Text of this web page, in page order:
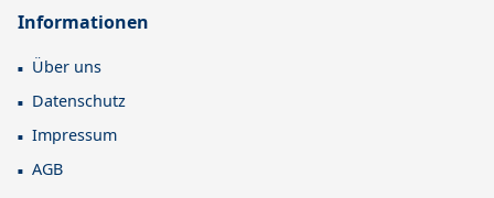
Informationen
Über uns
Datenschutz
Impressum
AGB